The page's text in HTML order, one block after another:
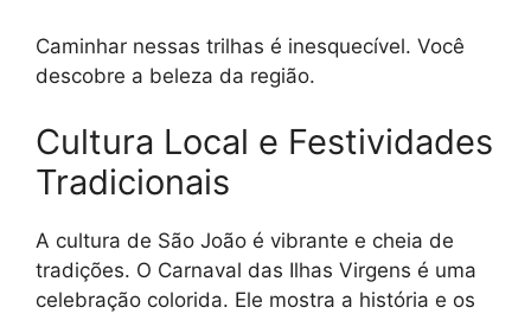
Caminhar nessas trilhas é inesquecível. Você
descobre a beleza da região.
Cultura Local e Festividades
Tradicionais
A cultura de São João é vibrante e cheia de
tradições. O Carnaval das Ilhas Virgens é uma
celebração colorida. Ele mostra a história e os